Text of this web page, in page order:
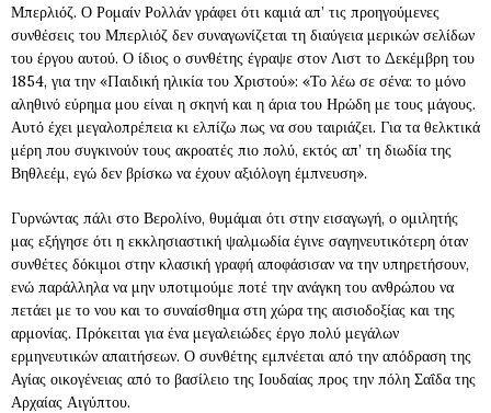
Μπερλιόζ. Ο Ρομαίν Ρολλάν γράφει ότι καμιά απ’ τις προηγούμενες
συνθέσεις του Μπερλιόζ δεν συναγωνίζεται τη διαύγεια μερικών σελίδων
του έργου αυτού. Ο ίδιος ο συνθέτης έγραψε στον Λιστ το Δεκέμβρη του
1854, για την «Παιδική ηλικία του Χριστού»: «Το λέω σε σένα: το μόνο
αληθινό εύρημα μου είναι η σκηνή και η άρια του Ηρώδη με τους μάγους.
Αυτό έχει μεγαλοπρέπεια κι ελπίζω πως να σου ταιριάζει. Για τα θελκτικά
μέρη που συγκινούν τους ακροατές πιο πολύ, εκτός απ’ τη διωδία της
Βηθλεέμ, εγώ δεν βρίσκω να έχουν αξιόλογη έμπνευση».
Γυρνώντας πάλι στο Βερολίνο, θυμάμαι ότι στην εισαγωγή, ο ομιλητής
μας εξήγησε ότι η εκκλησιαστική ψαλμωδία έγινε σαγηνευτικότερη όταν
συνθέτες δόκιμοι στην κλασική γραφή αποφάσισαν να την υπηρετήσουν,
ενώ παράλληλα να μην υποτιμούμε ποτέ την ανάγκη του ανθρώπου να
πετάει με το νου και το συναίσθημα στη χώρα της αισιοδοξίας και της
αρμονίας. Πρόκειται για ένα μεγαλειώδες έργο πολύ μεγάλων
ερμηνευτικών απαιτήσεων. Ο συνθέτης εμπνέεται από την απόδραση της
Αγίας οικογένειας από το βασίλειο της Ιουδαίας προς την πόλη Σαΐδα της
Αρχαίας Αιγύπτου.